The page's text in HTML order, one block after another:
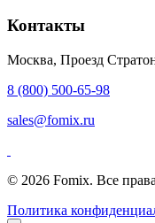
Контакты
Москва, Проезд
8 (800) 500-65-98
sales@fomix.ru
© 2026 Fomix. Все
Политика